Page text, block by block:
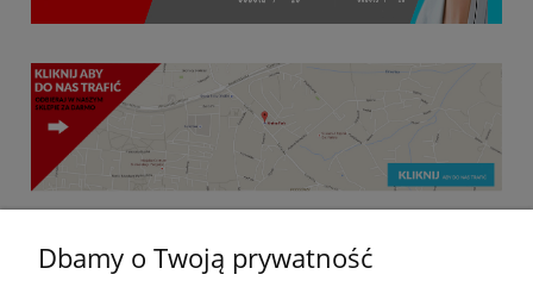
Dbamy o Twoją prywatność